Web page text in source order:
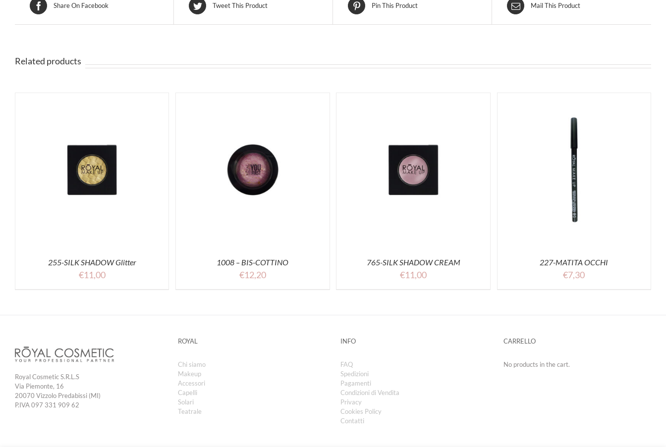
Share On Facebook Tweet This Product Pin This Product Mail This Product
Related products
255-SILK SHADOW Glitter
€11,00
SELECT OPTIONS
1008 – BIS-COTTINO
€12,20
SELECT OPTIONS ACQUISTA
765-SILK SHADOW CREAM
€11,00
SELECT OPTIONS
227-MATITA OCCHI
€7,30
Royal Cosmetic S.R.L.S
Via Piemonte, 16
20070 Vizzolo Predabissi (MI)
P.IVA 097 331 909 62
ROYAL
Chi siamo
Makeup
Accessori
Capelli
Solari
Teatrale
INFO
FAQ
Spedizioni
Pagamenti
Condizioni di Vendita
Privacy
Cookies Policy
Contatti
CARRELLO
No products in the cart.